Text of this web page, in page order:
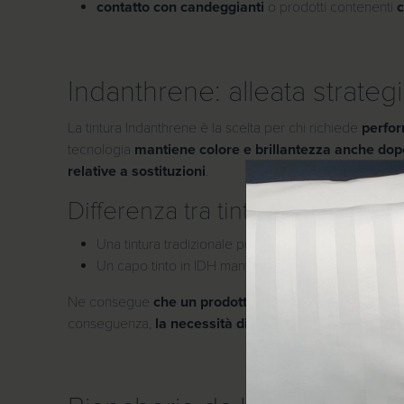
contatto con candeggianti o prodotti contenenti
Indanthrene: alleata
La tintura Indanthrene è la scelta per chi richiede
tecnologia mantiene colore e brillantezza anche
relative a sostituzioni.
Differenza tra tintura IDH e
Una tintura tradizionale può iniziare a scolorire già
Un capo tinto in IDH mantiene la tonalità originale
Ne consegue che un prodotto tinto in IDH dura
conseguenza, la necessità di ricambio della